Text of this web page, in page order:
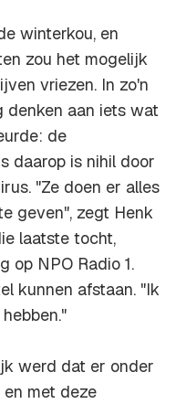
winterkou, en
zou het mogelijk
vriezen. In zo'n
aan iets wat
de
daarop is nihil door
"Ze doen er alles
geven", zegt Henk
laatste tocht,
op NPO Radio 1.
kunnen afstaan. "Ik
werd dat er onder
met deze